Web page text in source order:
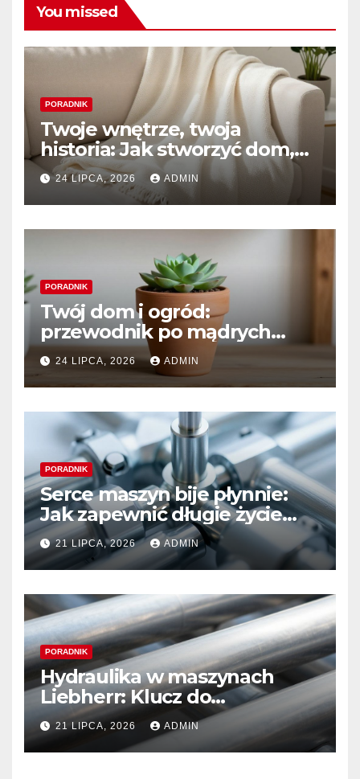
You missed
PORADNIK
Twoje wnętrze, twoja
historia: Jak stworzyć dom,
który naprawdę kochasz
24 LIPCA, 2026 ADMIN
PORADNIK
Twój dom i ogród:
przewodnik po mądrych
wyborach i trwałym pięknie
24 LIPCA, 2026 ADMIN
PORADNIK
Serce maszyn bije płynnie:
Jak zapewnić długie życie
systemom hydraulicznym
Sauer Danfoss
21 LIPCA, 2026 ADMIN
PORADNIK
Hydraulika w maszynach
Liebherr: Klucz do
niezawodności i optymalnej
wydajności
21 LIPCA, 2026 ADMIN